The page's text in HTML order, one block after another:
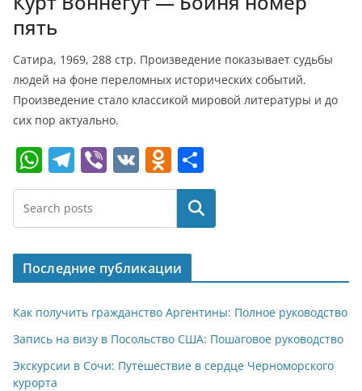
пять
Сатира, 1969, 288 стр. Произведение показывает судьбы
людей на фоне переломных исторических событий.
Произведение стало классикой мировой литературы и до
сих пор актуально.
W
h
at
s
A
p
p
T
el
e
gr
a
m
Vi
b
V
K
O
d
o
kl
a
ss
ni
ki
т
п
р
в
и
т
ь
Поиск
Последние публикации
Как получить гражданство Аргентины: Полное руководство
Запись на визу в Посольство США: Пошаговое руководство
Экскурсии в Сочи: Путешествие в сердце Черноморского
курорта